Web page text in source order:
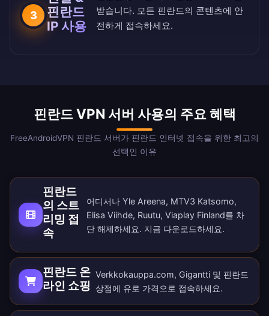
3
핀란드
IP 사용
받습니다. 모든 핀란드의 콘텐츠에 안
전하게 접속하세요.
핀란드 VPN 서버 사용의 주요 혜택
FreeAndroidVPN 핀란드 서버가 핀란드 인터넷 접속을 위한 최고의
선택인 이유
핀란드
의 스트
리밍 접
속
어디서나 Yle Areena, MTV3 Katsomo,
Elisa Viihde, Ruutu, Viaplay Finland를 차
단 해제하세요. 지금 다운로드하세요.
핀란드 온
라인 쇼핑
Verkkokauppa.com, Gigantti 및 핀란드
상점에 유로 가격으로 접속하세요.